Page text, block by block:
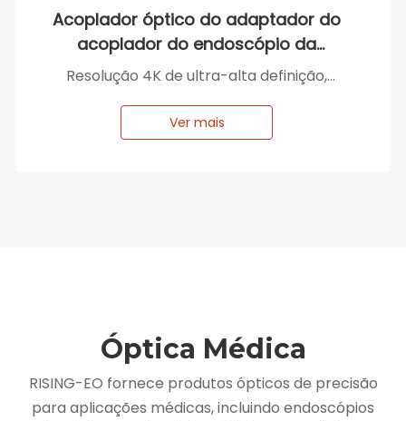
Acoplador óptico do adaptador do
acoplador do endoscópio da
montagem C do zoom de 4K F18-
Resolução 4K de ultra-alta definição,
Design à prova d'água, múltiplas estruturas
internas à prova d'água, fácil para
Distância focal ajustável de 18-36 mm,
atendendo a diferentes requisitos de cena
Ver mais
Óptica Médica
RISING-EO fornece produtos ópticos de precisão
para aplicações médicas, incluindo endoscópios